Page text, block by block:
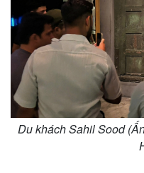
Du khách Sahil Sood